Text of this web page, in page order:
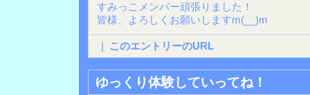
すみっこメンバー頑張りました！
皆様、よろしくお願いしますm(__)m
| このエントリーのURL
ゆっくり体験していってね！